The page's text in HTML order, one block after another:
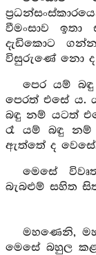
වීමංසාව
දැඩිකොට
විසුරුණේ නො ද
පෙර යම්
පෙරත් එසේ ය.
බඳු නම් යටත්
රෑ යම් බඳු
ඇත්තේ ද
මෙසේ
බැබළුම් සහිත
මහණෙනි,
මෙසේ බහුල